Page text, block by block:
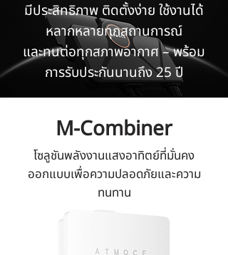
มีประสิทธิภาพ ติดตั้งง่าย ใช้งานได้
หลากหลายทุกสถานการณ์
และทนต่อทุกสภาพอากาศ – พร้อม
การรับประกันนานถึง 25 ปี
M-Combiner
โซลูชันพลังงานแสงอาทิตย์ที่มั่นคง
ออกแบบเพื่อความปลอดภัยและความ
ทนทาน